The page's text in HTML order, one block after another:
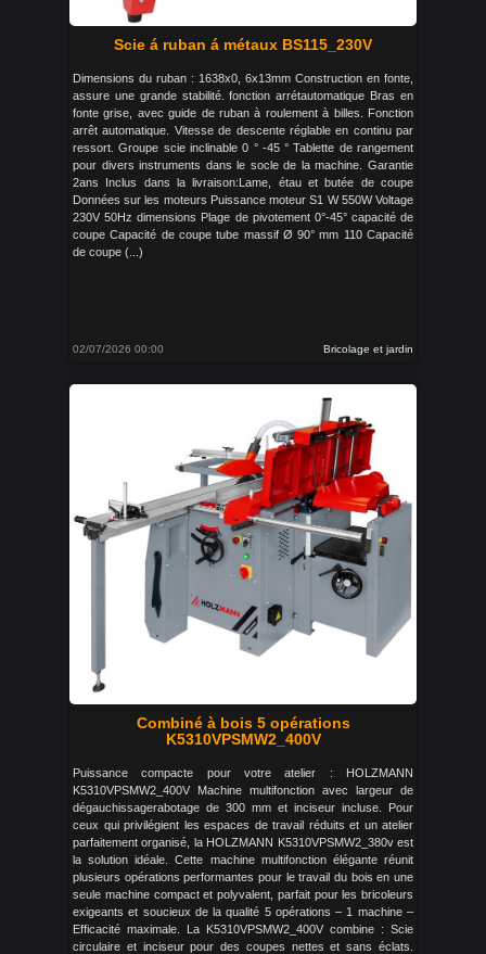
Scie á ruban á métaux BS115_230V
Dimensions du ruban : 1638x0, 6x13mm Construction en fonte,
assure une grande stabilité. fonction arrétautomatique Bras en
fonte grise, avec guide de ruban à roulement à billes. Fonction
arrêt automatique. Vitesse de descente réglable en continu par
ressort. Groupe scie inclinable 0 ° -45 ° Tablette de rangement
pour divers instruments dans le socle de la machine. Garantie
2ans Inclus dans la livraison:Lame, étau et butée de coupe
Données sur les moteurs Puissance moteur S1 W 550W Voltage
230V 50Hz dimensions Plage de pivotement 0°-45° capacité de
coupe Capacité de coupe tube massif Ø 90° mm 110 Capacité
de coupe (...)
02/07/2026 00:00 Bricolage et jardin
Combiné à bois 5 opérations
K5310VPSMW2_400V
Puissance compacte pour votre atelier : HOLZMANN
K5310VPSMW2_400V Machine multifonction avec largeur de
dégauchissagerabotage de 300 mm et inciseur incluse. Pour
ceux qui privilégient les espaces de travail réduits et un atelier
parfaitement organisé, la HOLZMANN K5310VPSMW2_380v est
la solution idéale. Cette machine multifonction élégante réunit
plusieurs opérations performantes pour le travail du bois en une
seule machine compact et polyvalent, parfait pour les bricoleurs
exigeants et soucieux de la qualité 5 opérations – 1 machine –
Efficacité maximale. La K5310VPSMW2_400V combine : Scie
circulaire et inciseur pour des coupes nettes et sans éclats.